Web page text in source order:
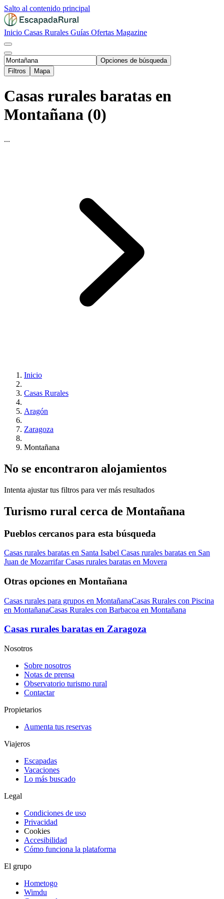
Salto al contenido principal
Inicio Casas Rurales Guías Ofertas Magazine
Opciones de búsqueda
Filtros
Mapa
Casas rurales baratas en
Montañana (0)
...
Inicio
Casas Rurales
Aragón
Zaragoza
Montañana
No se encontraron alojamientos
Intenta ajustar tus filtros para ver más resultados
Turismo rural cerca de Montañana
Pueblos cercanos para esta búsqueda
Casas rurales baratas en Santa Isabel Casas rurales baratas en San
Juan de MozarrifarCasas rurales baratas en Movera
Otras opciones en Montañana
Casas rurales para grupos en MontañanaCasas Rurales con Piscina
en MontañanaCasas Rurales con Barbacoa en Montañana
Casas rurales baratas en Zaragoza
Nosotros
Sobre nosotros
Notas de prensa
Observatorio turismo rural
Contactar
Propietarios
Aumenta tus reservas
Viajeros
Escapadas
Vacaciones
Lo más buscado
Legal
Condiciones de uso
Privacidad
Cookies
Accesibilidad
Cómo funciona la plataforma
El grupo
Hometogo
Wimdu